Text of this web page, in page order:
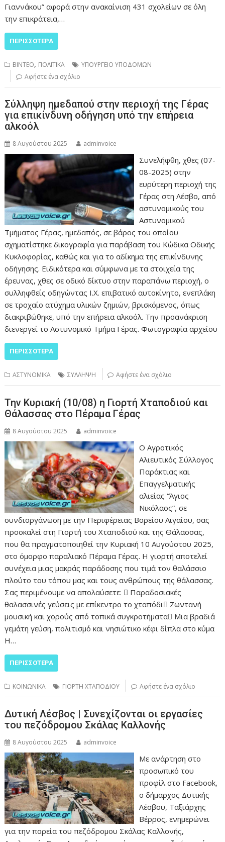
Γιαννάκου” αφορά στην ανακαίνιση 431 σχολείων σε όλη
την επικράτεια,…
ΠΕΡΙΣΣΌΤΕΡΑ
ΒΙΝΤΕΟ, ΠΟΛΙΤΙΚΑ
ΥΠΟΥΡΓΕΙΟ ΥΠΟΔΟΜΩΝ
Αφήστε ένα σχόλιο
Σύλληψη ημεδαπού στην περιοχή της Γέρας
για επικίνδυνη οδήγηση υπό την επήρεια
αλκοόλ
8 Αυγούστου 2025 adminvoice
Συνελήφθη, χθες (07-
08-2025) στην
ευρύτερη περιοχή της
Γέρας στη Λέσβο, από
αστυνομικούς του
Αστυνομικού
Τμήματος Γέρας, ημεδαπός, σε βάρος του οποίου
σχηματίστηκε δικογραφία για παράβαση του Κώδικα Οδικής
Κυκλοφορίας, καθώς και για το αδίκημα της επικίνδυνης
οδήγησης. Ειδικότερα και σύμφωνα με τα στοιχεία της
έρευνας, χθες σε οδικό δίκτυο στην παραπάνω περιοχή, ο
συλληφθείς οδηγώντας Ι.Χ. επιβατικό αυτοκίνητο, ενεπλάκη
σε τροχαίο ατύχημα υλικών ζημιών, βρισκόμενος, όπως
διακριβώθηκε, υπό την επήρεια αλκοόλ. Την προανάκριση
διενεργεί το Αστυνομικό Τμήμα Γέρας. Φωτογραφία αρχείου
ΠΕΡΙΣΣΌΤΕΡΑ
ΑΣΤΥΝΟΜΙΚΑ ΣΥΛΛΗΨΗ Αφήστε ένα σχόλιο
Την Κυριακή (10/08) η Γιορτή Χταποδιού και
Θάλασσας στο Πέραμα Γέρας
8 Αυγούστου 2025 adminvoice
Ο Αγροτικός
Αλιευτικός Σύλλογος
Παράκτιας και
Επαγγελματικής
αλιείας “Άγιος
Νικόλαος”, σε
συνδιοργάνωση με την Περιφέρειας Βορείου Αιγαίου, σας
προσκαλεί στη Γιορτή του Χταποδιού και της Θάλασσας,
που θα πραγματοποιηθεί την Κυριακή 10 Αυγούστου 2025,
στο όμορφο παραλιακό Πέραμα Γέρας. Η γιορτή αποτελεί
συνέχεια μιας μακράς παράδοσης που τιμά τον θαλάσσιο
πλούτο του τόπου μας και τους ανθρώπους της θάλασσας.
Σας περιμένουμε να απολαύσετε:  Παραδοσιακές
θαλασσινές γεύσεις με επίκεντρο το χταπόδι Ζωντανή
μουσική και χορούς από τοπικά συγκροτήματα Μια βραδιά
γεμάτη γεύση, πολιτισμό και νησιώτικο κέφι δίπλα στο κύμα
Η…
ΠΕΡΙΣΣΌΤΕΡΑ
ΚΟΙΝΩΝΙΚΑ ΓΙΟΡΤΗ ΧΤΑΠΟΔΙΟΥ Αφήστε ένα σχόλιο
Δυτική Λέσβος | Συνεχίζονται οι εργασίες
του πεζόδρομου Σκάλας Καλλονής
8 Αυγούστου 2025 adminvoice
Με ανάρτηση στο
προσωπικό του
προφίλ στο Facebook,
ο δήμαρχος Δυτικής
Λέσβου, Ταξιάρχης
Βέρρος, ενημερώνει
για την πορεία του πεζόδρομου Σκάλας Καλλονής,